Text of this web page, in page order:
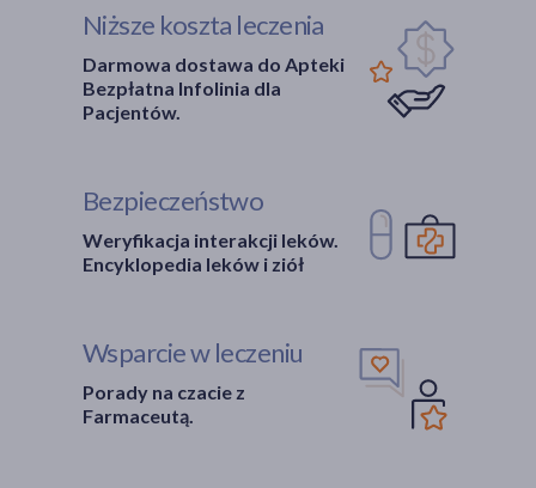
Niższe koszta leczenia
Darmowa dostawa do Apteki
Bezpłatna Infolinia dla
Pacjentów.
Bezpieczeństwo
Weryfikacja interakcji leków.
Encyklopedia leków i ziół
Wsparcie w leczeniu
Porady na czacie z
Farmaceutą.